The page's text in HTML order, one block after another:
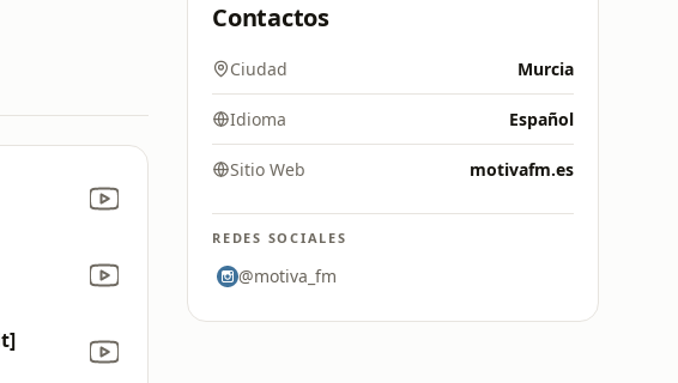
Contactos
Ciudad Murcia
Idioma Español
Sitio Web motivafm.es
REDES SOCIALES
@motiva_fm